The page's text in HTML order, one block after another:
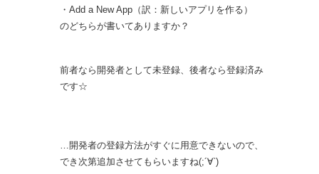
・Add a New App（訳：新しいアプリを作る）
のどちらが書いてありますか？
前者なら開発者として未登録、後者なら登録済み
です☆
…開発者の登録方法がすぐに用意できないので、
でき次第追加させてもらいますね(;´∀`)